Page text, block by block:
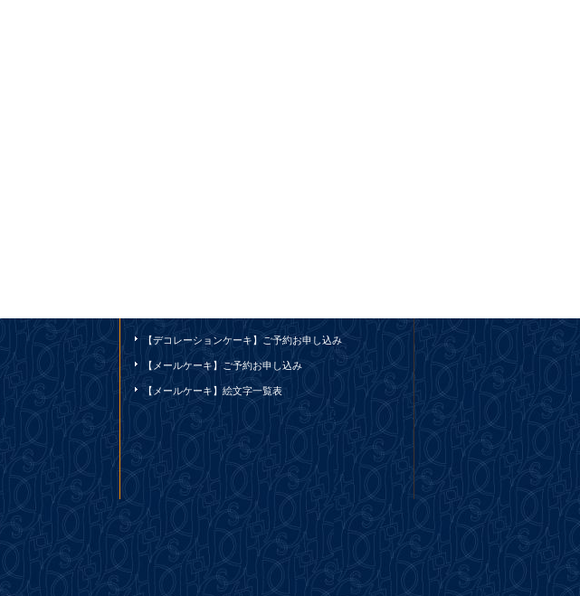
【デコレーションケーキ】ご予約お申し込み
【メールケーキ】ご予約お申し込み
【メールケーキ】絵文字一覧表